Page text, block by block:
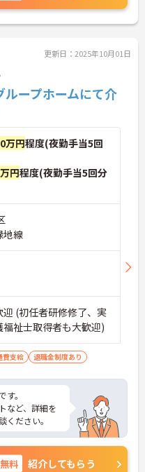
更新日：2025年10月01日
ループホームにて介
万円程度(夜勤手当5回
円程度(夜勤手当5回分
地線
(初任者研修修了、実
祉士取得者も大歓迎)
費支給 退職金制度あり
。
など、詳細を
ください。
無料 紹介してもらう